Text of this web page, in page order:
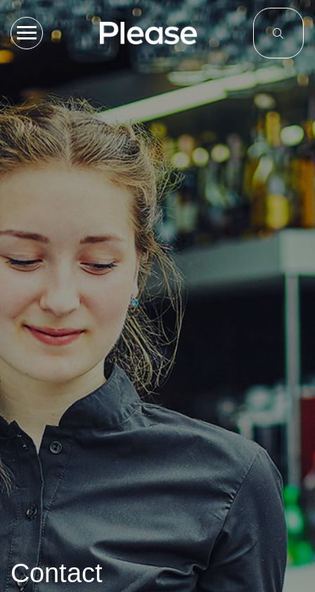
Toggle navigation
Contact